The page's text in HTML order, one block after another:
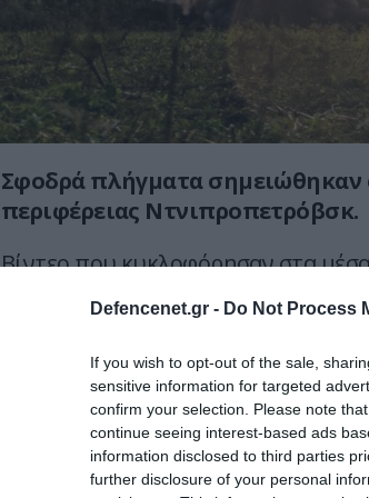
Defencenet.gr - Do Not Process
If you wish to opt-out of the sale,
sensitive information for targeted
confirm your selection. Please note
continue seeing interest-based ads
information disclosed to third parties
further disclosure of your personal
Σφοδρά πλήγματα σημειώθηκαν
περιφέρειας Ντνιπροπετρόβσκ.
Βίντεο που κυκλοφόρησαν στα
βαλλιστικούς πυραύλους Iskander-
Στα πλάνα διακρίνεται το
ανεφοδιασμού με τρόφιμα της
Δείτε βίντεο: